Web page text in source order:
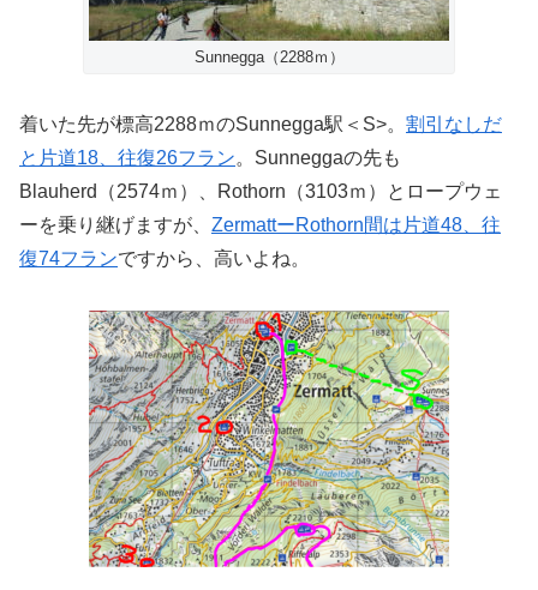
Sunnegga（2288ｍ）
着いた先が標高2288ｍのSunnegga駅＜S>。 割引なしだ
と片道18、往復26フラン。Sunneggaの先も
Blauherd（2574ｍ）、Rothorn（3103ｍ）とロープウェ
ーを乗り継げますが、 ZermattーRothorn間は片道48、往
復74フランですから、高いよね。